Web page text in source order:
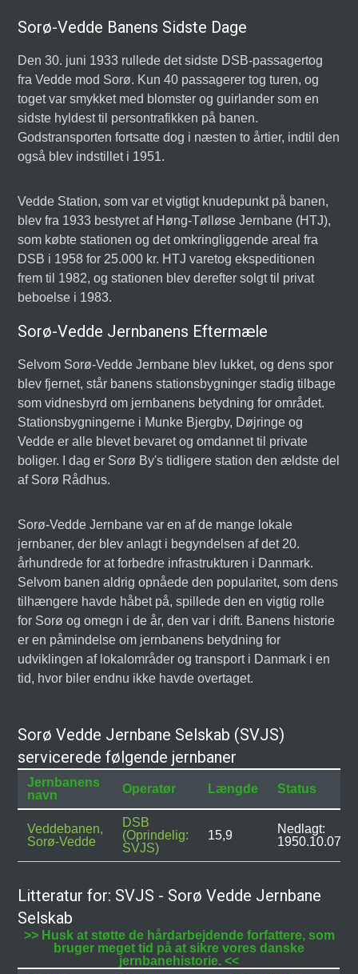
Sorø-Vedde Banens Sidste Dage
Den 30. juni 1933 rullede det sidste DSB-passagertog
fra Vedde mod Sorø. Kun 40 passagerer tog turen, og
toget var smykket med blomster og guirlander som en
sidste hyldest til persontrafikken på banen.
Godstransporten fortsatte dog i næsten to årtier, indtil den
også blev indstillet i 1951.
Vedde Station, som var et vigtigt knudepunkt på banen,
blev fra 1933 bestyret af Høng-Tølløse Jernbane (HTJ),
som købte stationen og det omkringliggende areal fra
DSB i 1958 for 25.000 kr. HTJ varetog ekspeditionen
frem til 1982, og stationen blev derefter solgt til privat
beboelse i 1983.
Sorø-Vedde Jernbanens Eftermæle
Selvom Sorø-Vedde Jernbane blev lukket, og dens spor
blev fjernet, står banens stationsbygninger stadig tilbage
som vidnesbyrd om jernbanens betydning for området.
Stationsbygningerne i Munke Bjergby, Døjringe og
Vedde er alle blevet bevaret og omdannet til private
boliger. I dag er Sorø By's tidligere station den ældste del
af Sorø Rådhus.
Sorø-Vedde Jernbane var en af de mange lokale
jernbaner, der blev anlagt i begyndelsen af det 20.
århundrede for at forbedre infrastrukturen i Danmark.
Selvom banen aldrig opnåede den popularitet, som dens
tilhængere havde håbet på, spillede den en vigtig rolle
for Sorø og omegn i de år, den var i drift. Banens historie
er en påmindelse om jernbanens betydning for
udviklingen af lokalområder og transport i Danmark i en
tid, hvor biler endnu ikke havde overtaget.
Sorø Vedde Jernbane Selskab (SVJS)
servicerede følgende jernbaner
Jernbanens
navn
Operatør Længde Status
Veddebanen,
Sorø-Vedde
DSB
(Oprindelig:
SVJS)
15,9
Nedlagt:
1950.10.07
Litteratur for: SVJS - Sorø Vedde Jernbane
Selskab
>> Husk at støtte de hårdarbejdende forfattere, som
bruger meget tid på at sikre vores danske
jernbanehistorie. <<